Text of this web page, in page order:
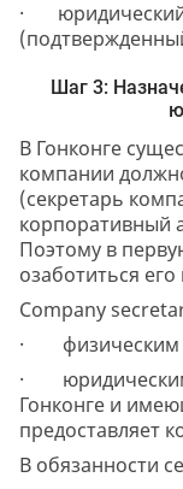
· юридический
Шаг 3:
В Гонконге
компании
(секретарь
корпоративный
Поэтому в
озаботиться
Company
· физическим
· юридическим
Гонконге и
предоставляет
В обязанности